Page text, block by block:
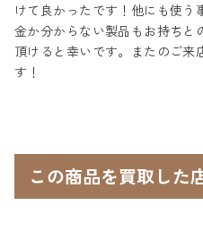
けて良かったです！他にも使う
金か分からない製品もお持ちと
頂けると幸いです。またのご来
す！
この商品を買取した